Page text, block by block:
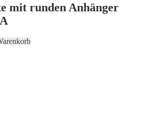
mit runden Anhänger